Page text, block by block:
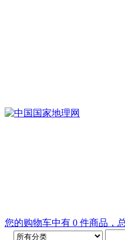
您的购物车中有 0 件商品，